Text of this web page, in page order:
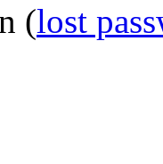
(lost